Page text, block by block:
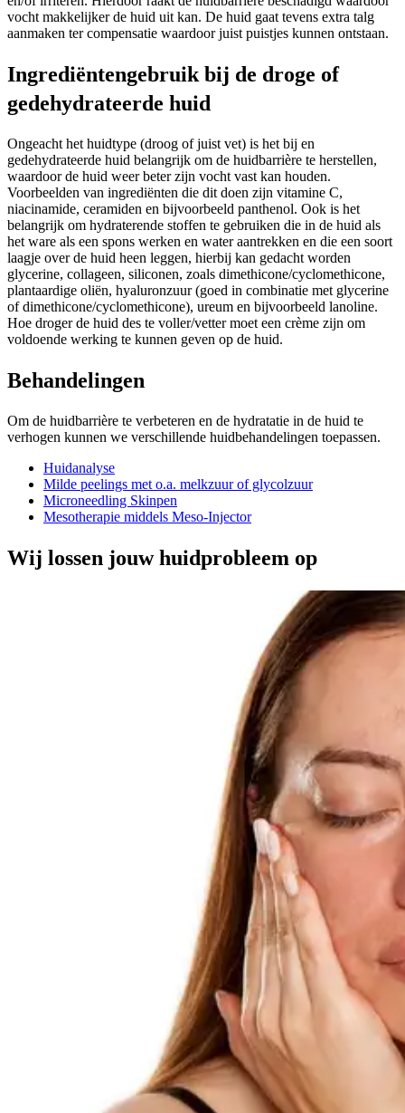
vocht makkelijker de huid uit kan. De huid gaat tevens extra talg
aanmaken ter compensatie waardoor juist puistjes kunnen ontstaan.
Ingrediëntengebruik bij de droge of
gedehydrateerde huid
Ongeacht het huidtype (droog of juist vet) is het bij en
gedehydrateerde huid belangrijk om de huidbarrière te herstellen,
waardoor de huid weer beter zijn vocht vast kan houden.
Voorbeelden van ingrediënten die dit doen zijn vitamine C,
niacinamide, ceramiden en bijvoorbeeld panthenol. Ook is het
belangrijk om hydraterende stoffen te gebruiken die in de huid als
het ware als een spons werken en water aantrekken en die een soort
laagje over de huid heen leggen, hierbij kan gedacht worden
glycerine, collageen, siliconen, zoals dimethicone/cyclomethicone,
plantaardige oliën, hyaluronzuur (goed in combinatie met glycerine
of dimethicone/cyclomethicone), ureum en bijvoorbeeld lanoline.
Hoe droger de huid des te voller/vetter moet een crème zijn om
voldoende werking te kunnen geven op de huid.
Behandelingen
Om de huidbarrière te verbeteren en de hydratatie in de huid te
verhogen kunnen we verschillende huidbehandelingen toepassen.
Huidanalyse
Milde peelings met o.a. melkzuur of glycolzuur
Microneedling Skinpen
Mesotherapie middels Meso-Injector
Wij lossen jouw huidprobleem op